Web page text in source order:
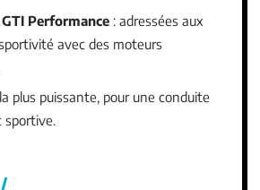
GTI Performance : adressées aux
avec des moteurs
plus puissante, pour une conduite
sportive.